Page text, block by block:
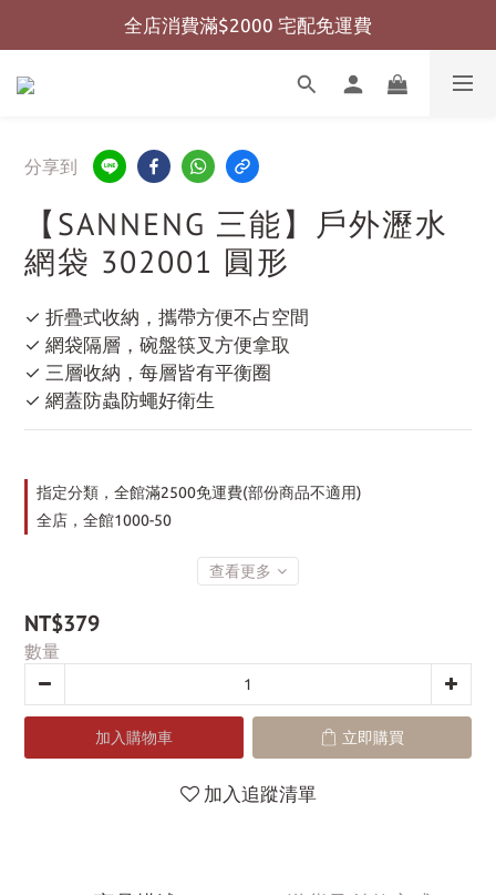
全店消費滿$999 超商免運費
全店消費滿$2000 宅配免運費
全店消費滿$999 超商免運費
分享到
【SANNENG 三能】戶外瀝水
網袋 302001 圓形
✓ 折疊式收納，攜帶方便不占空間
✓ 網袋隔層，碗盤筷叉方便拿取
✓ 三層收納，每層皆有平衡圈
✓ 網蓋防蟲防蠅好衛生
指定分類，全館滿2500免運費(部份商品不適用)
全店，全館1000-50
查看更多
NT$379
數量
加入購物車 立即購買
加入追蹤清單